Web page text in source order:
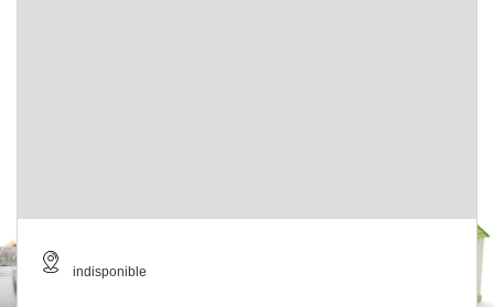
indisponible